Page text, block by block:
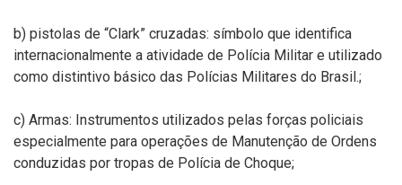
b) pistolas de “Clark” cruzadas: símbolo que identifica
internacionalmente a atividade de Polícia Militar e utilizado
como distintivo básico das Polícias Militares do Brasil.;
c) Armas: Instrumentos utilizados pelas forças policiais
especialmente para operações de Manutenção de Ordens
conduzidas por tropas de Polícia de Choque;